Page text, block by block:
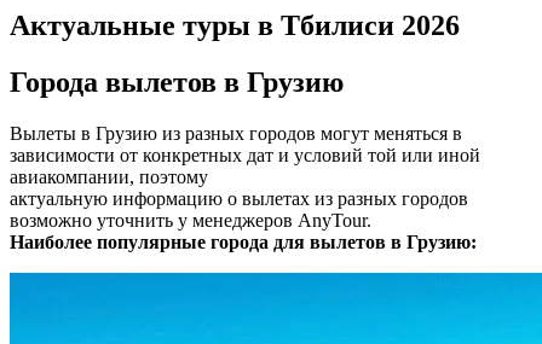
Актуальные туры в Тбилиси 2026
Города вылетов в Грузию
Вылеты в Грузию из разных городов могут меняться в
зависимости от конкретных дат и условий той или иной
авиакомпании, поэтому
актуальную информацию о вылетах из разных городов
возможно уточнить у менеджеров AnyTour.
Наиболее популярные города для вылетов в Грузию: